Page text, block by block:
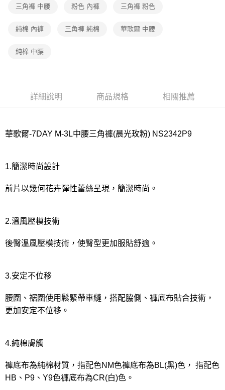
每筆NT$80，滿NT$1,000(含以上)免運費
離島
每筆NT$80，滿NT$1,000(含以上)免運費
三角褲 中腰 粉色 內褲 三角褲 粉色
純棉 內褲 三角褲 純棉 華歌爾 中腰
純棉 中腰
詳細說明 商品規格 相關推薦
華歌爾-7DAY M-3L中腰三角褲(晨光玫粉) NS2342P9
1.簡潔時尚設計
前片以幾何花卉彈性蕾絲呈現，簡潔時尚。
2.溫風壓模技術
後臀溫風壓模技術，使臀型更加服貼舒適。
3.安定不位移
腰圍、裾圍使用鬆緊帶車縫，搭配脇側、褲底布貼合技術，
更加安定不位移。
4.純棉膚觸
褲底布為純棉材質，指配色NM色褲底布為BL(黑)色， 指配色
HB、P9、Y9色褲底布為CR(白)色。